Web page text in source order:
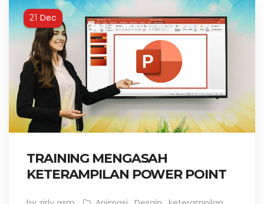
21 Dec
TRAINING MENGASAH
KETERAMPILAN POWER POINT